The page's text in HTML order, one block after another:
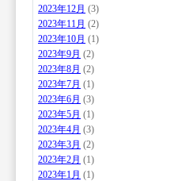
2023年12月 (3)
2023年11月 (2)
2023年10月 (1)
2023年9月 (2)
2023年8月 (2)
2023年7月 (1)
2023年6月 (3)
2023年5月 (1)
2023年4月 (3)
2023年3月 (2)
2023年2月 (1)
2023年1月 (1)